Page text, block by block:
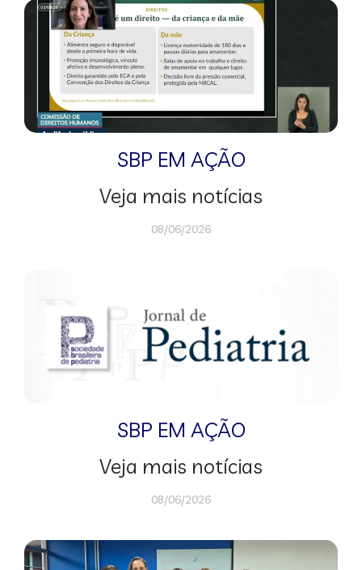
SBP EM AÇÃO
Veja mais notícias
08/06/2026
SBP EM AÇÃO
Veja mais notícias
08/06/2026